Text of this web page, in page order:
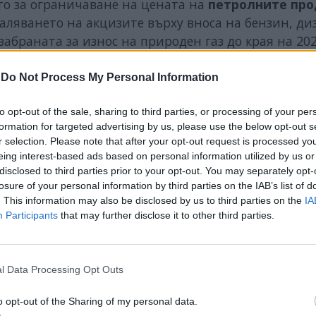
Do Not Process My Personal Information
opt-out of the sale, sharing to third parties, or processing of your
for targeted advertising by us, please use the below opt-out
selection. Please note that after your opt-out request is processed
interest-based ads based on personal information utilized by us
to third parties prior to your opt-out. You may separately
of your personal information by third parties on the IAB’s list of
This information may also be disclosed by us to third parties on the
Participants that may further disclose it to other third parties.
Data Processing Opt Outs
opt-out of the Sharing of my personal data.
за ограничаване на цената на петролните
на акцизите върху вноса на бензин,
за износ на природен газ до края на
от 1 август в страната е в сила извънредно
същия месец Сърбия наложи таван на
криза.
НОВИНИ »
Последвайте ни във